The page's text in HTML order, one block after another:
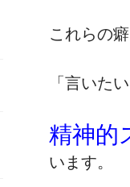
これらの
「言いた
精神的
います。